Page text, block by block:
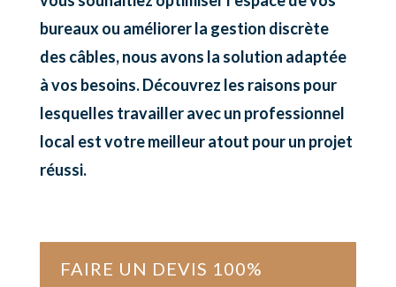
bureaux ou améliorer la gestion discrète
des câbles, nous avons la solution adaptée
à vos besoins. Découvrez les raisons pour
lesquelles travailler avec un professionnel
local est votre meilleur atout pour un projet
réussi.
FAIRE UN DEVIS 100%